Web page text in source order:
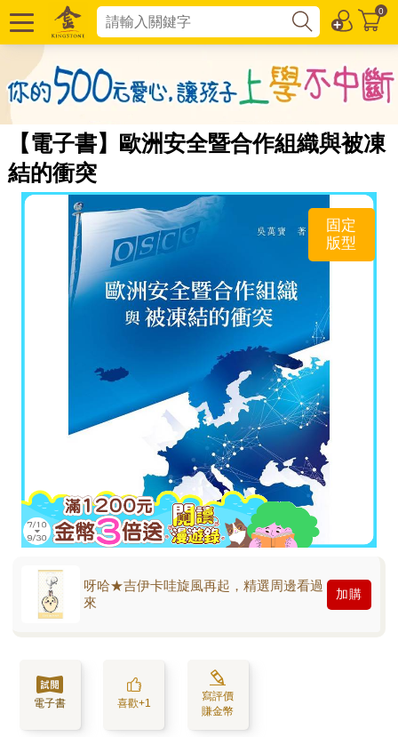
0
【電子書】歐洲安全暨合作組織與被凍
結的衝突
固定
版型
呀哈★吉伊卡哇旋風再起，精選周邊看過
來
加購
電子書 喜歡+1
寫評價
賺金幣